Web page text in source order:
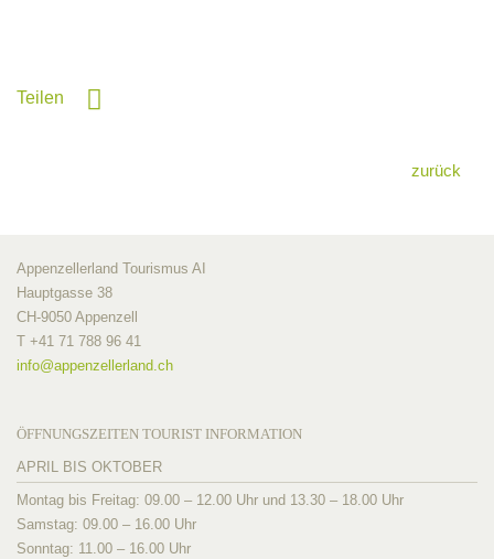
Teilen
zurück
Appenzellerland Tourismus AI
Hauptgasse 38
CH-9050 Appenzell
T +41 71 788 96 41
info@appenzellerland.ch
ÖFFNUNGSZEITEN TOURIST INFORMATION
APRIL BIS OKTOBER
Montag bis Freitag: 09.00 – 12.00 Uhr und 13.30 – 18.00 Uhr
Samstag: 09.00 – 16.00 Uhr
Sonntag: 11.00 – 16.00 Uhr